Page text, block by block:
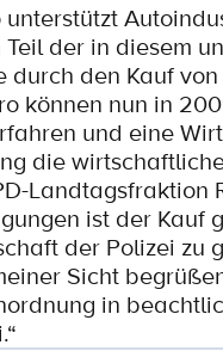
der in diesem
den Kauf
können nun in
und eine
die
ist der Kauf
der Polizei zu
Sicht
in